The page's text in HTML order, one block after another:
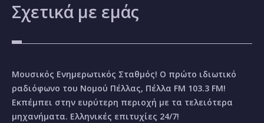
Σχετικά με εμάς
Μουσικός Ενημερωτικός Σταθμός! Ο πρώτο ιδιωτικό
ραδιόφωνο του Νομού Πέλλας, Πέλλα FM 103.3 FM!
Εκπέμπει στην ευρύτερη περιοχή με τα τελειότερα
μηχανήματα. Ελληνικές επιτυχίες 24/7!